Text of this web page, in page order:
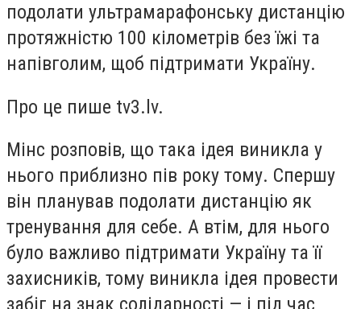
подолати ультрамарафонську дистанцію
протяжністю 100 кілометрів без їжі та
напівголим, щоб підтримати Україну.
Про це пише tv3.lv.
Мінс розповів, що така ідея виникла у
нього приблизно пів року тому. Спершу
він планував подолати дистанцію як
тренування для себе. А втім, для нього
було важливо підтримати Україну та її
захисників, тому виникла ідея провести
забіг на знак солідарності — і під час